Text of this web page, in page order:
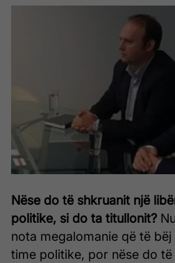
Nëse do të shkruanit një
politike, si do ta titullonit?
nota megalomanie që të
time politike, por nëse do